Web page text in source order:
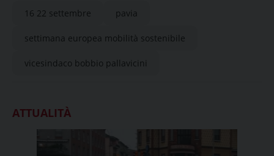
16 22 settembre pavia
settimana europea mobilità sostenibile
vicesindaco bobbio pallavicini
ATTUALITÀ